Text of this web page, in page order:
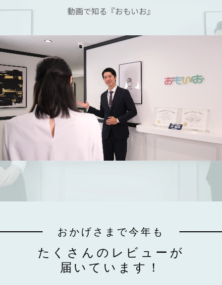
動画で知る『おもいお』
おかげさまで今年も
たくさんのレビューが
届いています！